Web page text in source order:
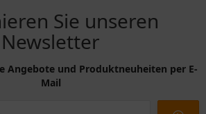
Sie unseren
Newsletter
Angebote und Produktneuheiten per E-
Mail